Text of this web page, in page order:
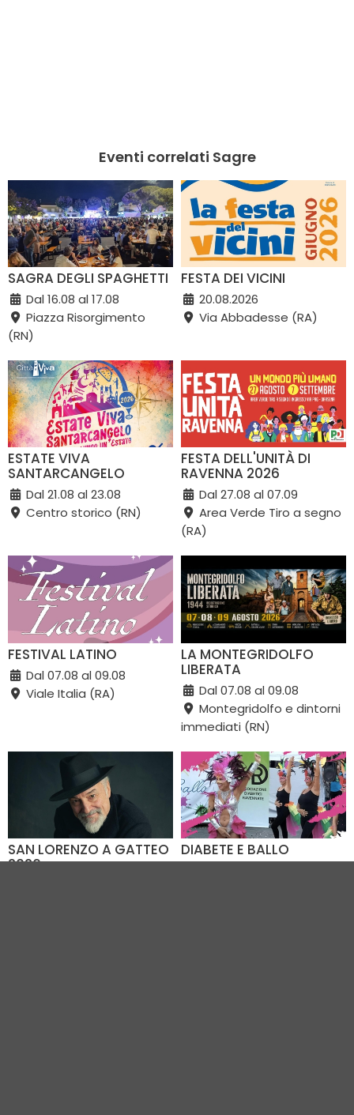
Eventi correlati Sagre
SAGRA DEGLI SPAGHETTI
Dal 16.08 al 17.08
Piazza Risorgimento
(RN)
FESTA DEI VICINI
20.08.2026
Via Abbadesse (RA)
ESTATE VIVA
SANTARCANGELO
Dal 21.08 al 23.08
Centro storico (RN)
FESTA DELL'UNITÀ DI
RAVENNA 2026
Dal 27.08 al 07.09
Area Verde Tiro a segno
(RA)
FESTIVAL LATINO
Dal 07.08 al 09.08
Viale Italia (RA)
LA MONTEGRIDOLFO
LIBERATA
Dal 07.08 al 09.08
Montegridolfo e dintorni
immediati (RN)
SAN LORENZO A GATTEO
2026
DIABETE E BALLO